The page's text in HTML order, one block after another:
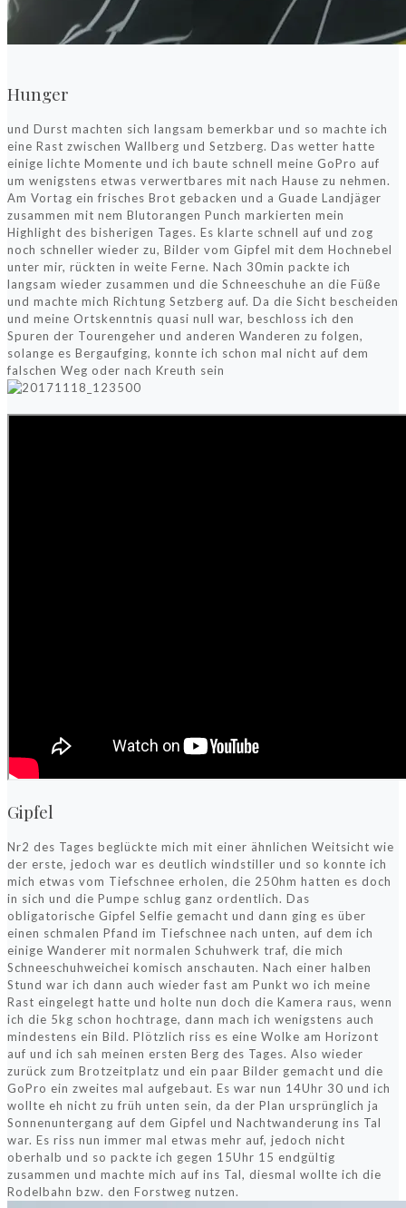
Hunger
und Durst machten sich langsam bemerkbar und so machte ich
eine Rast zwischen Wallberg und Setzberg. Das wetter hatte
einige lichte Momente und ich baute schnell meine GoPro auf
um wenigstens etwas verwertbares mit nach Hause zu nehmen.
Am Vortag ein frisches Brot gebacken und a Guade Landjäger
zusammen mit nem Blutorangen Punch markierten mein
Highlight des bisherigen Tages. Es klarte schnell auf und zog
noch schneller wieder zu, Bilder vom Gipfel mit dem Hochnebel
unter mir, rückten in weite Ferne. Nach 30min packte ich
langsam wieder zusammen und die Schneeschuhe an die Füße
und machte mich Richtung Setzberg auf. Da die Sicht bescheiden
und meine Ortskenntnis quasi null war, beschloss ich den
Spuren der Tourengeher und anderen Wanderen zu folgen,
solange es Bergaufging, konnte ich schon mal nicht auf dem
falschen Weg oder nach Kreuth sein
Gipfel
Nr2 des Tages beglückte mich mit einer ähnlichen Weitsicht wie
der erste, jedoch war es deutlich windstiller und so konnte ich
mich etwas vom Tiefschnee erholen, die 250hm hatten es doch
in sich und die Pumpe schlug ganz ordentlich. Das
obligatorische Gipfel Selfie gemacht und dann ging es über
einen schmalen Pfand im Tiefschnee nach unten, auf dem ich
einige Wanderer mit normalen Schuhwerk traf, die mich
Schneeschuhweichei komisch anschauten. Nach einer halben
Stund war ich dann auch wieder fast am Punkt wo ich meine
Rast eingelegt hatte und holte nun doch die Kamera raus, wenn
ich die 5kg schon hochtrage, dann mach ich wenigstens auch
mindestens ein Bild. Plötzlich riss es eine Wolke am Horizont
auf und ich sah meinen ersten Berg des Tages. Also wieder
zurück zum Brotzeitplatz und ein paar Bilder gemacht und die
GoPro ein zweites mal aufgebaut. Es war nun 14Uhr 30 und ich
wollte eh nicht zu früh unten sein, da der Plan ursprünglich ja
Sonnenuntergang auf dem Gipfel und Nachtwanderung ins Tal
war. Es riss nun immer mal etwas mehr auf, jedoch nicht
oberhalb und so packte ich gegen 15Uhr 15 endgültig
zusammen und machte mich auf ins Tal, diesmal wollte ich die
Rodelbahn bzw. den Forstweg nutzen.